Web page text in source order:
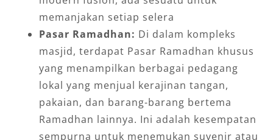
memanjakan setiap selera
Pasar Ramadhan: Di dalam kompleks
masjid, terdapat Pasar Ramadhan khusus
yang menampilkan berbagai pedagang
lokal yang menjual kerajinan tangan,
pakaian, dan barang-barang bertema
Ramadhan lainnya. Ini adalah kesempatan
sempurna untuk menemukan suvenir atau